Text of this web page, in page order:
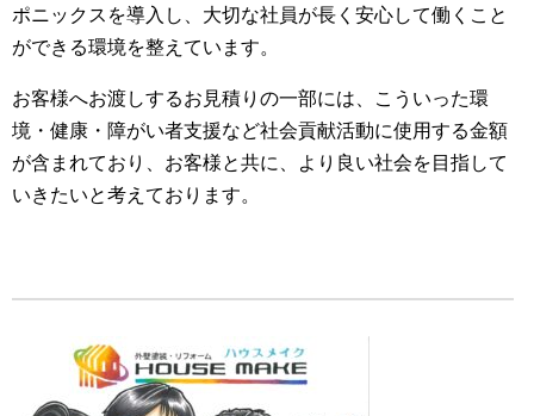
ポニックスを導入し、大切な社員が長く安心して働くこと
ができる環境を整えています。
お客様へお渡しするお見積りの一部には、こういった環
境・健康・障がい者支援など社会貢献活動に使用する金額
が含まれており、お客様と共に、より良い社会を目指して
いきたいと考えております。